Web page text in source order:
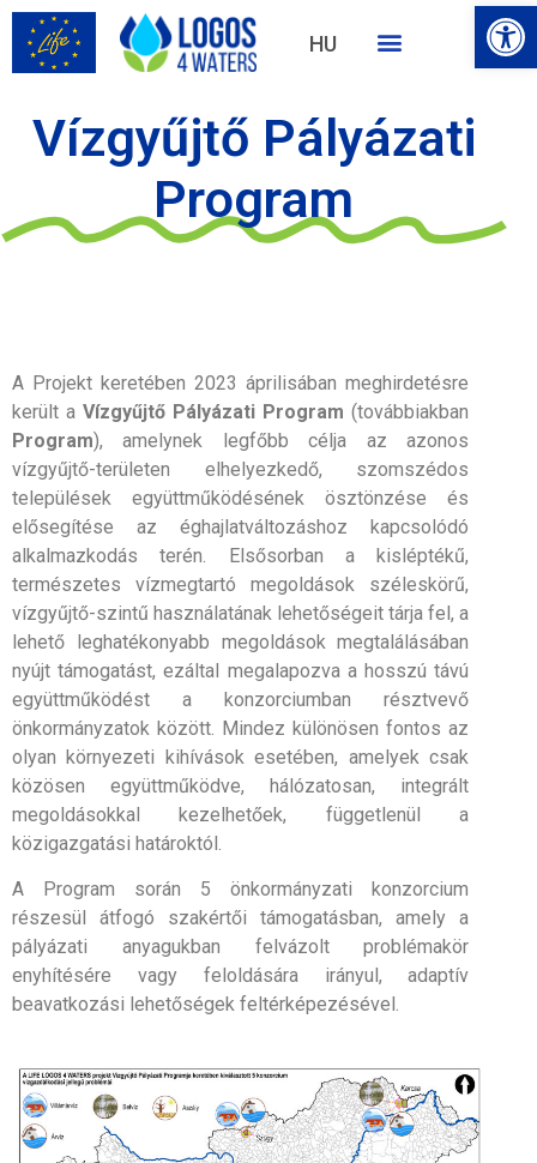
HU
EN
Vízgyűjtő Pályázati
Program
A Projekt keretében 2023 áprilisában meghirdetésre
került aVízgyűjtő Pályázati Program (továbbiakban
Program), amelynek legfőbb célja az azonos
vízgyűjtő-területen elhelyezkedő, szomszédos
települések együttműködésének ösztönzése és
elősegítése az éghajlatváltozáshoz kapcsolódó
alkalmazkodás terén. Elsősorban a kisléptékű,
természetes vízmegtartó megoldások széleskörű,
vízgyűjtő-szintű használatának lehetőségeit tárja fel, a
lehető leghatékonyabb megoldások megtalálásában
nyújt támogatást, ezáltal megalapozva a hosszú távú
együttműködést a konzorciumban résztvevő
önkormányzatok között. Mindez különösen fontos az
olyan környezeti kihívások esetében, amelyek csak
közösen együttműködve, hálózatosan, integrált
megoldásokkal kezelhetőek, függetlenül a
közigazgatási határoktól.
A Program során 5 önkormányzati konzorcium
részesül átfogó szakértői támogatásban, amely a
pályázati anyagukban felvázolt problémakör
enyhítésére vagy feloldására irányul, adaptív
beavatkozási lehetőségek feltérképezésével.